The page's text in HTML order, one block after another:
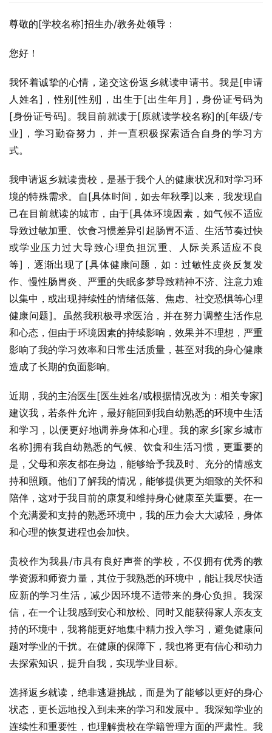
尊敬的[学校名称]招生办/教务处领导：
您好！
我怀着诚挚的心情，递交这份返乡就读申请书。我是[申请
人姓名]，性别[性别]，出生于[出生年月]，身份证号码为
[身份证号码]。我目前就读于[原就读学校名称]的[年级/专
业]，学习勤奋努力，并一直积极探索适合自身的学习方
式。
我申请返乡就读贵校，是基于我个人的健康状况和对学习环
境的特殊需求。自[具体时间，如去年秋季]以来，我发现自
己在目前就读的城市，由于[具体环境因素，如气候不适应
导致过敏加重、饮食习惯差异引起肠胃不适、生活节奏过快
或学业压力过大导致心理负担沉重、人际关系适应不良
等]，逐渐出现了[具体健康问题，如：过敏性皮炎反复发
作、慢性肠胃炎、严重的失眠多梦导致精神不济、注意力难
以集中，或出现持续性的情绪低落、焦虑、社交恐惧等心理
健康问题]。虽然我积极寻求医治，并在努力调整生活作息
和心态，但由于环境因素的持续影响，效果并不理想，严重
影响了我的学习效率和日常生活质量，甚至对我的身心健康
造成了长期的负面影响。
近期，我的主治医生[医生姓名/或根据情况改为：相关专家]
建议我，若条件允许，最好能回到我自幼熟悉的环境中生活
和学习，以便更好地调养身体和心理。我的家乡[家乡城市
名称]拥有我自幼熟悉的气候、饮食和生活习惯，更重要的
是，父母和亲友都在身边，能够给予我及时、充分的情感支
持和照顾。他们了解我的情况，能够提供更为细致的关怀和
陪伴，这对于我目前的康复和维持身心健康至关重要。在一
个充满爱和支持的熟悉环境中，我的压力会大大减轻，身体
和心理的恢复进程也会加快。
贵校作为我县/市具有良好声誉的学校，不仅拥有优秀的教
学资源和师资力量，其位于我熟悉的环境中，能让我尽快适
应新的学习生活，减少因环境不适带来的身心负担。我深
信，在一个让我感到安心和放松、同时又能获得家人亲友支
持的环境中，我将能更好地集中精力投入学习，避免健康问
题对学业的干扰。在健康的保障下，我也将更有信心和动力
去探索知识，提升自我，实现学业目标。
选择返乡就读，绝非逃避挑战，而是为了能够以更好的身心
状态，更长远地投入到未来的学习和发展中。我深知学业的
连续性和重要性，也理解贵校在学籍管理方面的严肃性。我